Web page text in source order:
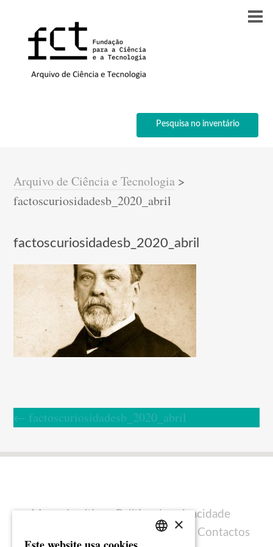
Pesquisa no inventário
Arquivo de Ciência e Tecnologia >
factoscuriosidadesb_2020_abril
factoscuriosidadesb_2020_abril
← factoscuriosidadesb_2020_abril
Mapa do sítio
Política de privacidade
Ficha técnica Contactos
×